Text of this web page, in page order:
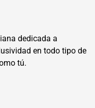
dedicada a
en todo tipo de
tú.